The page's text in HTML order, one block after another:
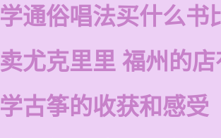
学通俗唱法买什么书
卖尤克里里 福州的
学古筝的收获和感受